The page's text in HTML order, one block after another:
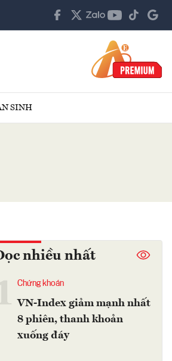
SINH
nhiều nhất
Chứng khoán
VN-Index giảm mạnh nhất
8 phiên, thanh khoản
xuống đáy